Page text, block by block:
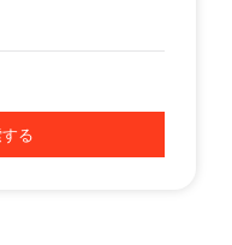
る